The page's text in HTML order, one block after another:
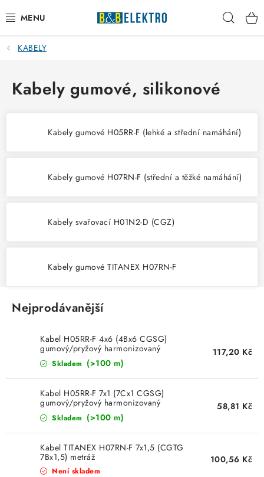
na
obsah
Reklamace / Vrácení zboží
Blog
VYPÍNAČE
FOTOVOLTAIKA
OHŘÍVAČE VODY
CHYTRÁ DOMÁCNOST
SVÍTIDLA domovní
KABELY
Kabely gumové, silikonové
Kabely gumové H05RR-F (lehké a střední namáhání)
Kabely gumové H07RN-F (střední a těžké namáhání)
Kabely svařovací H01N2-D (CGZ)
Kabely gumové TITANEX H07RN-F
Nejprodávanější
Kabel H05RR-F 4x6 (4Bx6 CGSG)
gumový/pryžový harmonizovaný
Skladem (>100 m)
117,20 Kč
Kabel H05RR-F 7x1 (7Cx1 CGSG)
gumový/pryžový harmonizovaný
Skladem (>100 m)
58,81 Kč
Kabel TITANEX H07RN-F 7x1,5 (CGTG
7Bx1,5) metráž
Není skladem
100,56 Kč